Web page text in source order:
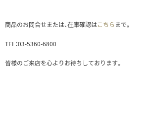
商品のお問合せまたは、在庫確認はこちら まで。
TEL：03-5360-6800
皆様のご来店を心よりお待ちしております。